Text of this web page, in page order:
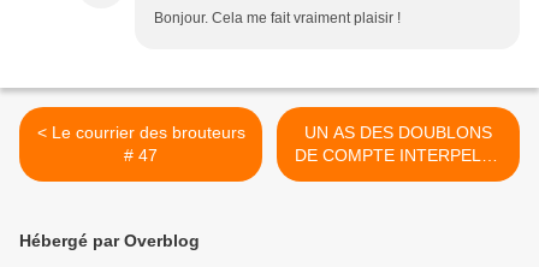
Bonjour. Cela me fait vraiment plaisir !
< Le courrier des brouteurs
# 47
UN AS DES DOUBLONS
DE COMPTE INTERPELLÉ
>
Hébergé par Overblog